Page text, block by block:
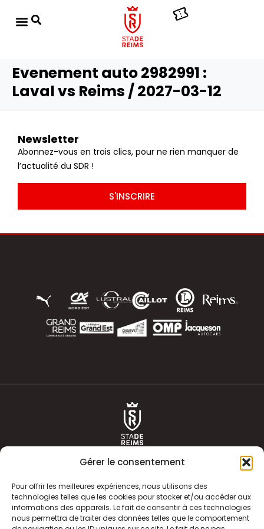
Gérer le consentement
Pour offrir les meilleures expériences, nous utilisons des
technologies telles que les cookies pour stocker et/ou accéder aux
informations des appareils. Le fait de consentir à ces technologies
nous permettra de traiter des données telles que le comportement
Evenement auto 2982991 :
Laval vs Reims / 2027-03-12
Newsletter
Abonnez-vous en trois clics, pour ne rien manquer de
l’actualité du SDR !
S'INSCRIRE
ACTUALITÉS HISTOIRE